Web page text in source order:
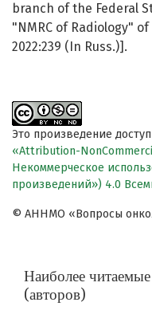
branch of the Federal
"NMRC of Radiology"
2022:239 (In Russ.)].
Это произведение
«Attribution-
Некоммерческое
произведений») 4.0
© АННМО «Вопросы
Наиболее читаемые
(авторов)